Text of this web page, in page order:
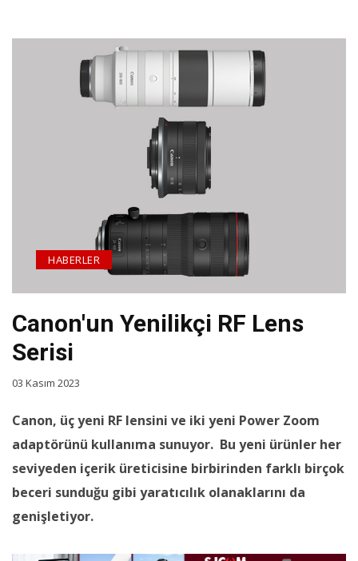
Canon'un Yenilikçi RF Lens
Serisi
HABERLER
03 Kasım 2023
Canon, üç yeni RF lensini ve iki yeni Power Zoom
adaptörünü kullanıma sunuyor. Bu yeni ürünler her
seviyeden içerik üreticisine birbirinden farklı birçok
beceri sunduğu gibi yaratıcılık olanaklarını da
genişletiyor.